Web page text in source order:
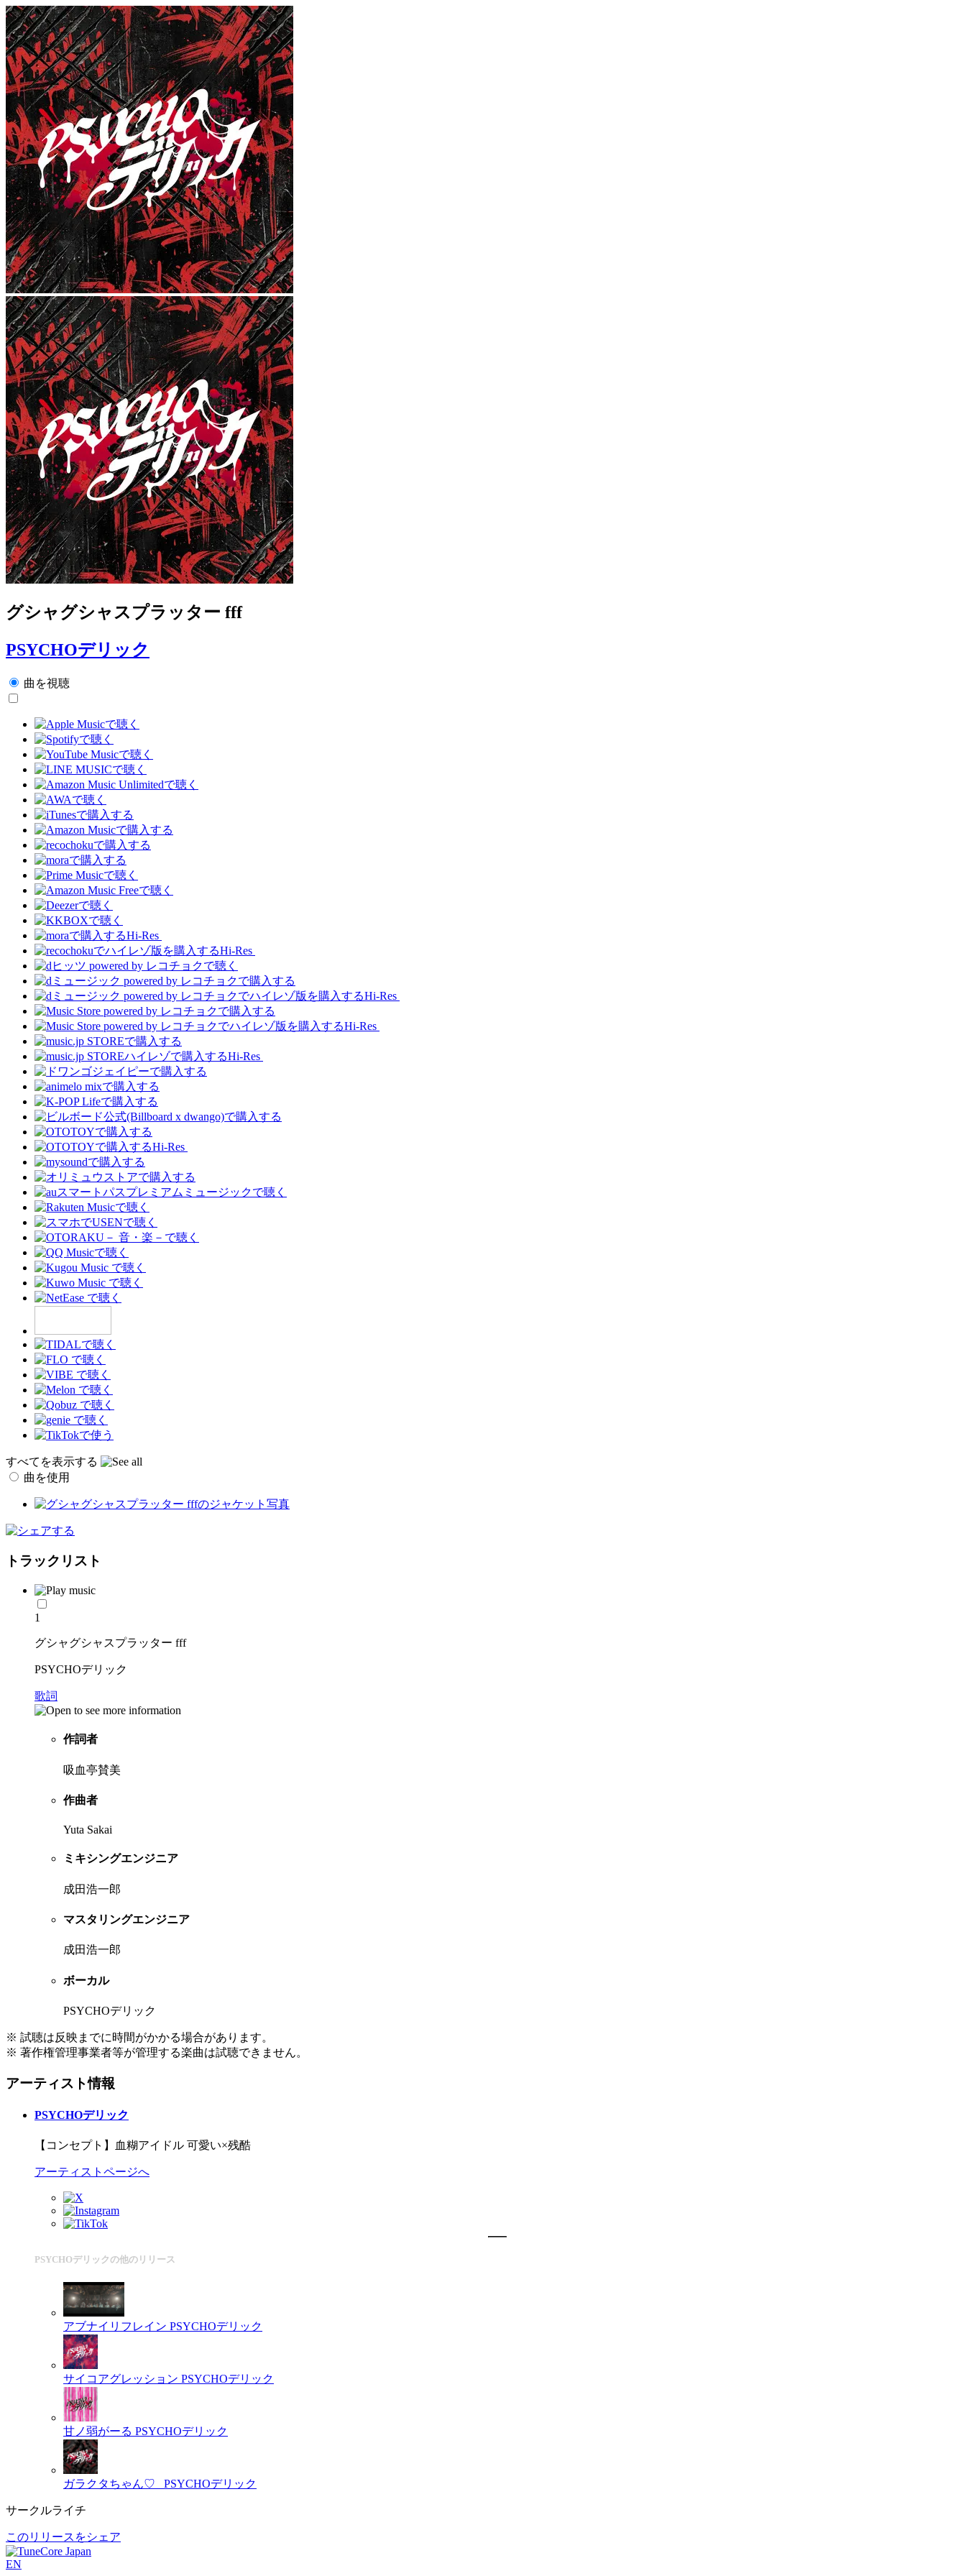
グシャグシャスプラッター fff
PSYCHOデリック
曲を視聴
Hi-Res
Hi-Res
Hi-Res
Hi-Res
Hi-Res
Hi-Res
すべてを表示する
曲を使用
トラックリスト
1
グシャグシャスプラッター fff
PSYCHOデリック
歌詞
作詞者
吸血亭賛美
作曲者
Yuta Sakai
ミキシングエンジニア
成田浩一郎
マスタリングエンジニア
成田浩一郎
ボーカル
PSYCHOデリック
※ 試聴は反映までに時間がかかる場合があります。
※ 著作権管理事業者等が管理する楽曲は試聴できません。
アーティスト情報
PSYCHOデリック
【コンセプト】血糊アイドル 可愛い×残酷
アーティストページへ
PSYCHOデリックの他のリリース
アブナイリフレイン PSYCHOデリック
サイコアグレッション PSYCHOデリック
甘ノ弱がーる PSYCHOデリック
ガラクタちゃん♡_ PSYCHOデリック
サークルライチ
このリリースをシェア
EN